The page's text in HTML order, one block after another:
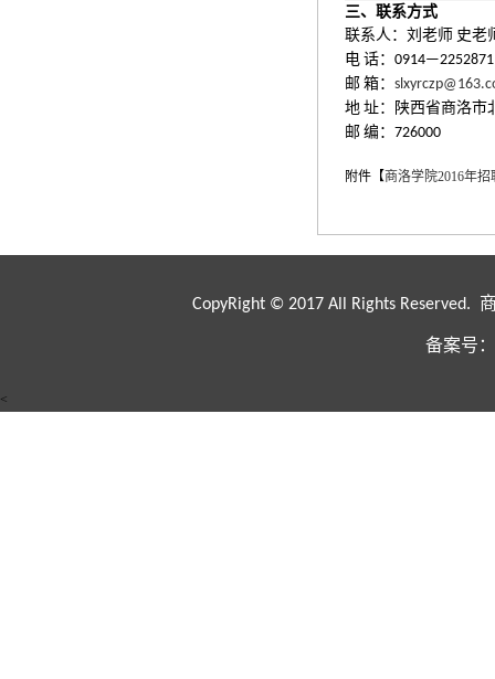
三、联系方式
联系人：刘老师 史老
电 话：
邮 箱：
地 址：陕西省商洛市
邮 编： 726000
附件【商洛学院2016年招
CopyRight © 2017 All Rights
备案号
<